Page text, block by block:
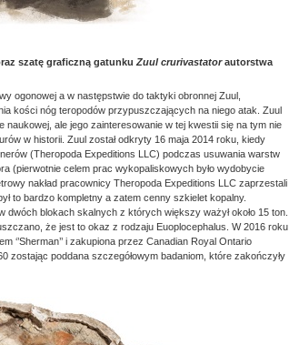
szatę graficzną gatunkuZuul crurivastatorautorstwa
ogonowej a w następstwie do taktyki obronnej Zuul,
kości nóg teropodów przypuszczających na niego atak. Zuul
ale jego zainteresowanie w tej kwestii się na tym nie
w historii. Zuul został odkryty 16 maja 2014 roku, kiedy
(Theropoda Expeditions LLC) podczas usuwania warstw
(pierwotnie celem prac wykopaliskowych było wydobycie
nakład pracownicy Theropoda Expeditions LLC zaprzestali
to bardzo kompletny a zatem cenny szkielet kopalny.
blokach skalnych z których większy ważył około 15 ton.
że jest to okaz z rodzaju Euoplocephalus. W 2016 roku
‘’Sherman’’ i zakupiona przez Canadian Royal Ontario
zostając poddana szczegółowym badaniom, które zakończyły